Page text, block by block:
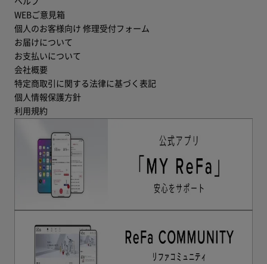
WEBご意見箱
個人のお客様向け 修理受付フォーム
お届けについて
お支払いについて
会社概要
特定商取引に関する法律に基づく表記
個人情報保護方針
利用規約